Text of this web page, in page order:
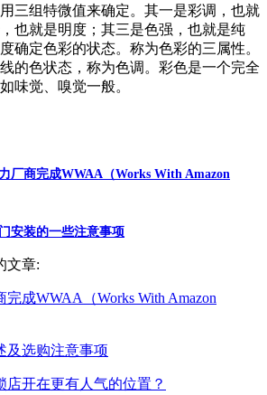
三组特微值来确定。其一是彩调，也就
也就是明度；其三是色强，也就是纯
确定色彩的状态。称为色彩的三属性。
的色状态，称为色调。彩色是一个完全
味觉、嗅觉一般。
厂商完成WWAA（Works With Amazon
安装的一些注意事项
文章:
成WWAA（Works With Amazon
及选购注意事项
店开在更有人气的位置？